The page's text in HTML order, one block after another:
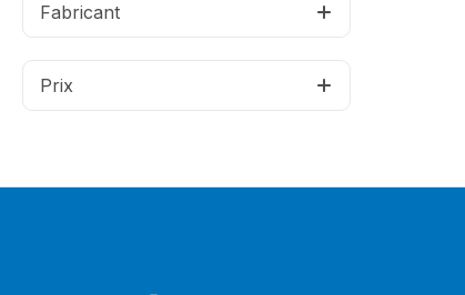
Fabricant
Prix